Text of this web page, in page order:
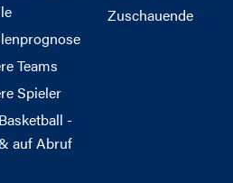
Teams
Spieler
-
auf Abruf
Zuschauende